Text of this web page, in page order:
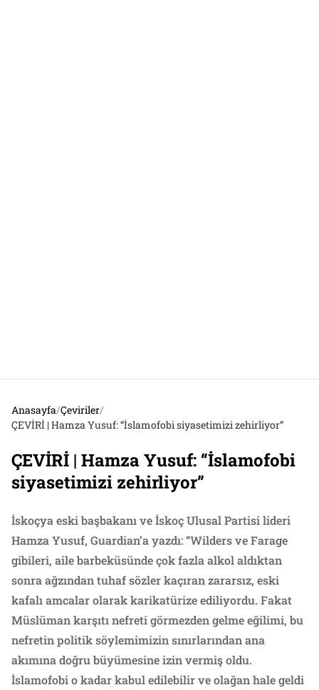
Anasayfa/Çeviriler/
ÇEVİRİ | Hamza Yusuf: “İslamofobi siyasetimizi zehirliyor”
ÇEVİRİ | Hamza Yusuf: “İslamofobi
siyasetimizi zehirliyor”
İskoçya eski başbakanı ve İskoç Ulusal Partisi lideri
Hamza Yusuf, Guardian’a yazdı: “Wilders ve Farage
gibileri, aile barbeküsünde çok fazla alkol aldıktan
sonra ağzından tuhaf sözler kaçıran zararsız, eski
kafalı amcalar olarak karikatürize ediliyordu. Fakat
Müslüman karşıtı nefreti görmezden gelme eğilimi, bu
nefretin politik söylemimizin sınırlarından ana
akımına doğru büyümesine izin vermiş oldu.
İslamofobi o kadar kabul edilebilir ve olağan hale geldi